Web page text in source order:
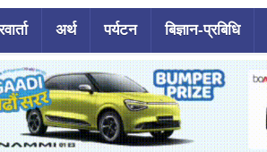
अर्थ पर्यटन बिज्ञान-प्रबिधि